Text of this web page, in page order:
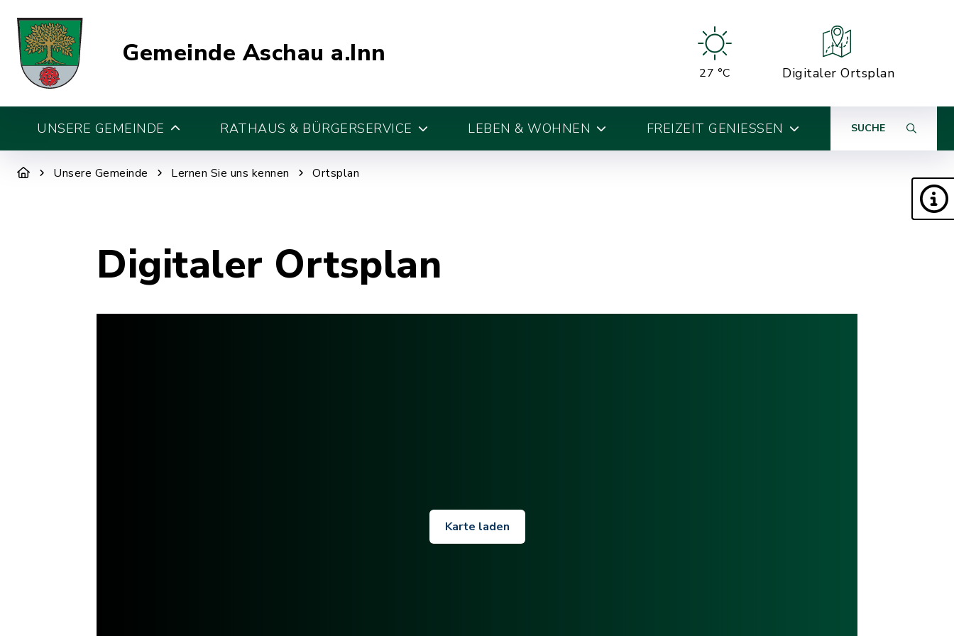
Gemeinde Aschau a.Inn
27 °C Digitaler Ortsplan
UNSERE GEMEINDE RATHAUS & BÜRGERSERVICE LEBEN & WOHNEN FREIZEIT GENIESSEN SUCHE
Unsere Gemeinde Lernen Sie uns kennen Ortsplan
Digitaler Ortsplan
Karte laden